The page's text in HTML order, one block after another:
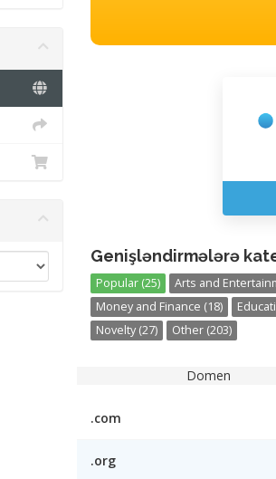
Genişləndirmələrə
Popular (25) Arts and
Money and Finance (18)
Novelty (27)
Other (203)
Domen
.com
.org